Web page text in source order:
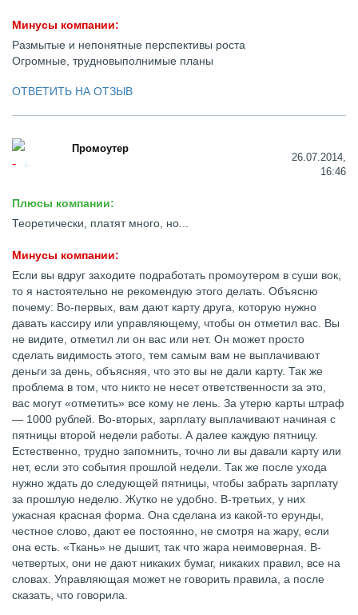
Минусы компании:
Размытые и непонятные перспективы роста
Огромные, трудновыполнимые планы
ОТВЕТИТЬ НА ОТЗЫВ
Промоутер
26.07.2014,
16:46
Плюсы компании:
Теоретически, платят много, но...
Минусы компании:
Если вы вдруг заходите подработать промоутером в суши вок,
то я настоятельно не рекомендую этого делать. Объясню
почему: Во-первых, вам дают карту друга, которую нужно
давать кассиру или управляющему, чтобы он отметил вас. Вы
не видите, отметил ли он вас или нет. Он может просто
сделать видимость этого, тем самым вам не выплачивают
деньги за день, объясняя, что это вы не дали карту. Так же
проблема в том, что никто не несет ответственности за это,
вас могут «отметить» все кому не лень. За утерю карты штраф
— 1000 рублей. Во-вторых, зарплату выплачивают начиная с
пятницы второй недели работы. А далее каждую пятницу.
Естественно, трудно запомнить, точно ли вы давали карту или
нет, если это события прошлой недели. Так же после ухода
нужно ждать до следующей пятницы, чтобы забрать зарплату
за прошлую неделю. Жутко не удобно. В-третьих, у них
ужасная красная форма. Она сделана из какой-то ерунды,
честное слово, дают ее постоянно, не смотря на жару, если
она есть. «Ткань» не дышит, так что жара неимоверная. В-
четвертых, они не дают никаких бумаг, никаких правил, все на
словах. Управляющая может не говорить правила, а после
сказать, что говорила.